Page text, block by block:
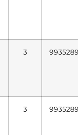
3
3